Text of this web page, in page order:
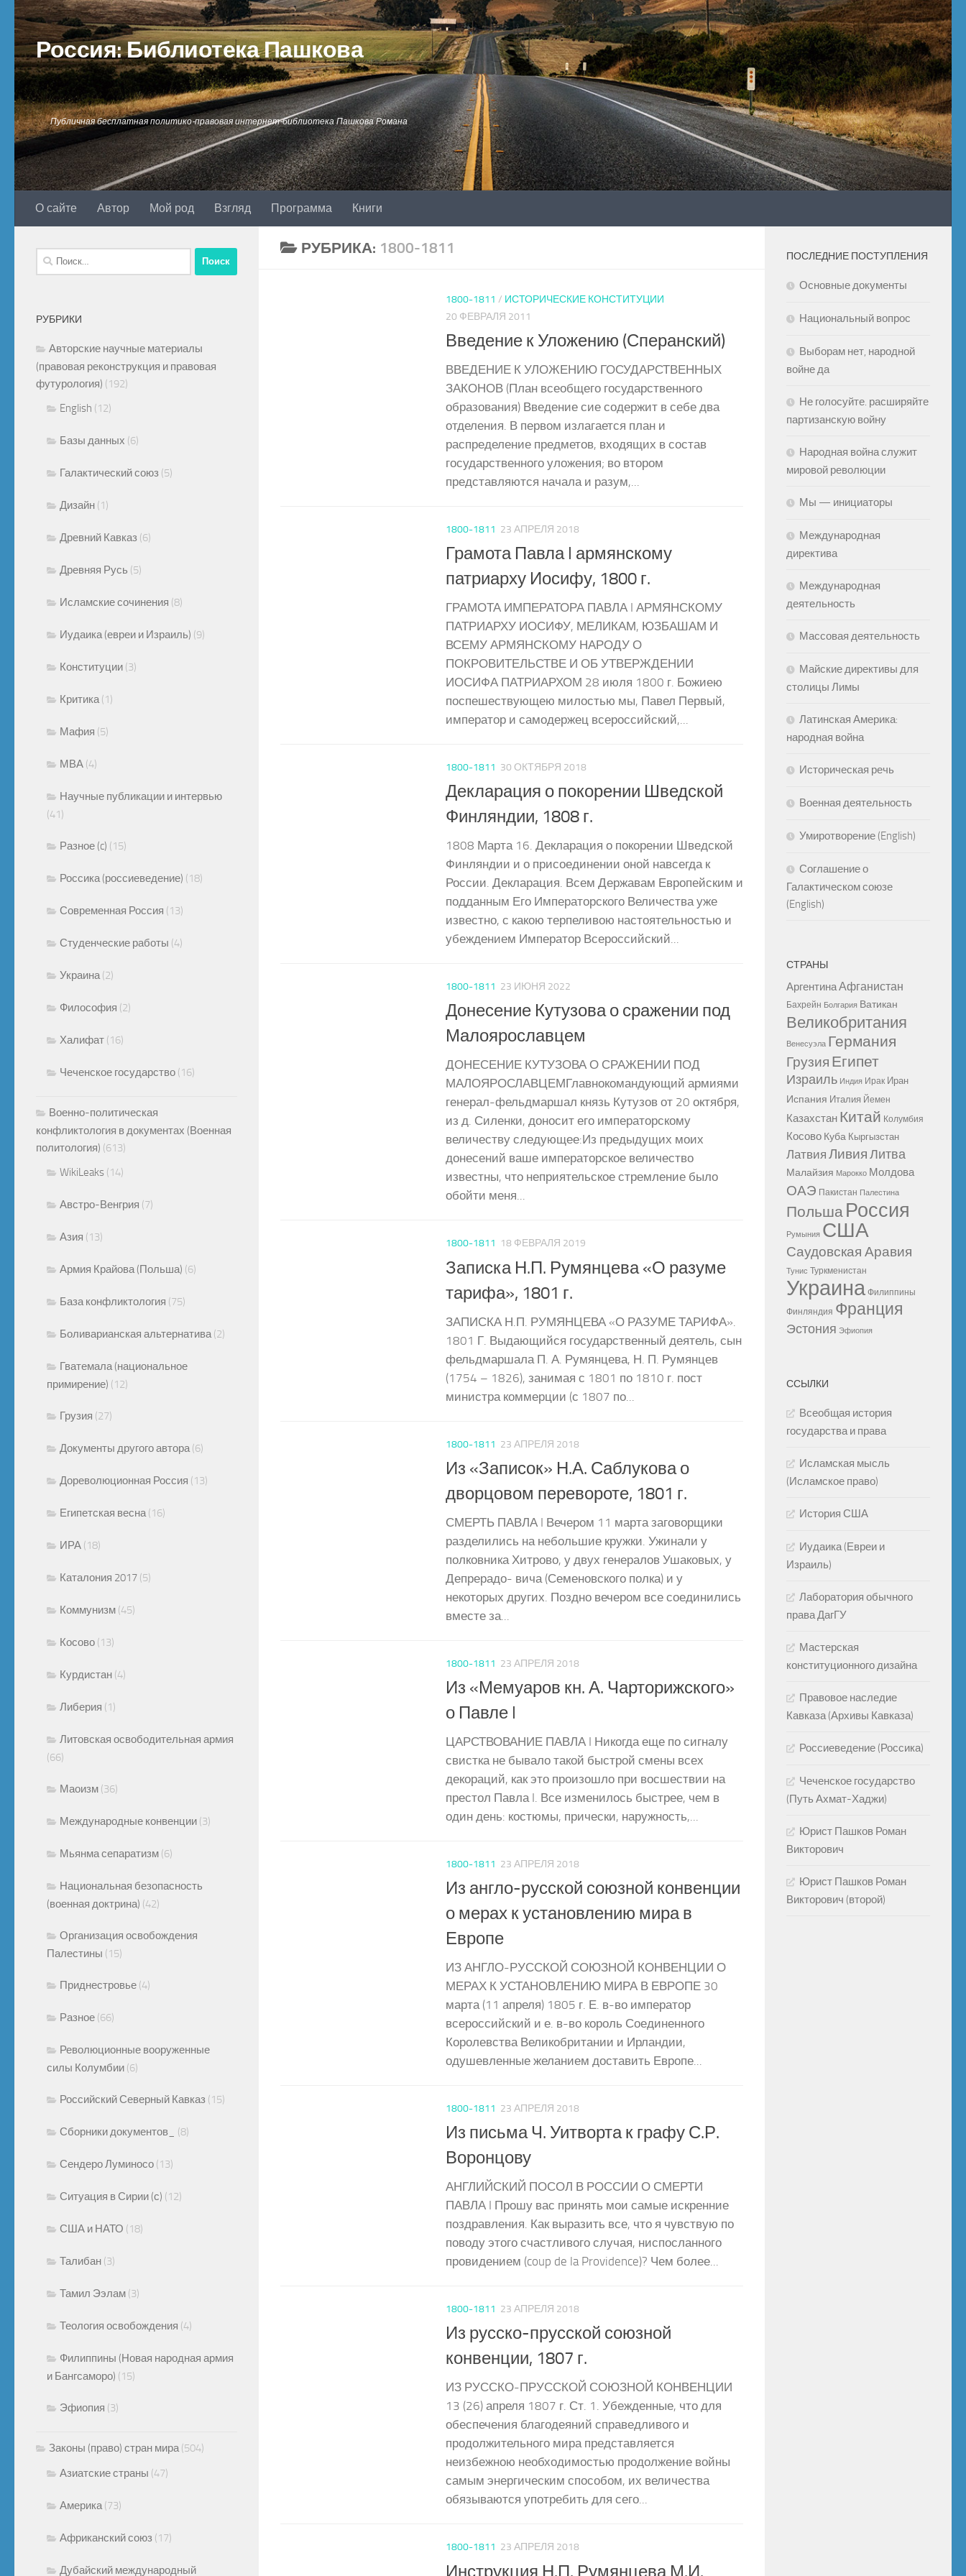
Перейти к содержимому
Россия: Библиотека Пашкова
Публичная бесплатная политико-правовая интернет-библиотека Пашкова Романа
О сайте Автор Мой род Взгляд Программа Книги
РУБРИКА: 1800-1811
1800-1811 / ИСТОРИЧЕСКИЕ КОНСТИТУЦИИ
20 ФЕВРАЛЯ 2011
Введение к Уложению (Сперанский)
ВВЕДЕНИЕ К УЛОЖЕНИЮ ГОСУДАРСТВЕННЫХ
ЗАКОНОВ (План всеобщего государственного
образования) Введение сие содержит в себе два
отделения. В первом излагается план и
распределение предметов, входящих в состав
государственного уложения; во втором
представляются начала и разум,...
1800-1811 23 АПРЕЛЯ 2018
Грамота Павла I армянскому
патриарху Иосифу, 1800 г.
ГРАМОТА ИМПЕРАТОРА ПАВЛА I АРМЯНСКОМУ
ПАТРИАРХУ ИОСИФУ, МЕЛИКАМ, ЮЗБАШАМ И
ВСЕМУ АРМЯНСКОМУ НАРОДУ О
ПОКРОВИТЕЛЬСТВЕ И ОБ УТВЕРЖДЕНИИ
ИОСИФА ПАТРИАРХОМ 28 июля 1800 г. Божиею
поспешествующею милостью мы, Павел Первый,
император и самодержец всероссийский,...
1800-1811 30 ОКТЯБРЯ 2018
Декларация о покорении Шведской
Финляндии, 1808 г.
1808 Марта 16. Декларация о покорении Шведской
Финляндии и о присоединении оной навсегда к
России. Декларация. Всем Державам Европейским и
подданным Его Императорского Величества уже
известно, с какою терпеливою настоятельностью и
убеждением Император Всероссийский...
1800-1811 23 ИЮНЯ 2022
Донесение Кутузова о сражении под
Малоярославцем
ДОНЕСЕНИЕ КУТУЗОВА О СРАЖЕНИИ ПОД
МАЛОЯРОСЛАВЦЕМГлавнокомандующий армиями
генерал-фельдмаршал князь Кутузов от 20 октября,
из д. Силенки, доносит его императорскому
величеству следующее:Из предыдущих моих
донесений ваше императорское величество
известны, что неприятельское стремление было
обойти меня...
1800-1811 18 ФЕВРАЛЯ 2019
Записка Н.П. Румянцева «О разуме
тарифа», 1801 г.
ЗАПИСКА Н.П. РУМЯНЦЕВА «О РАЗУМЕ ТАРИФА».
1801 Г. Выдающийся государственный деятель, сын
фельдмаршала П. А. Румянцева, Н. П. Румянцев
(1754 – 1826), занимая с 1801 по 1810 г. пост
министра коммерции (с 1807 по...
1800-1811 23 АПРЕЛЯ 2018
Из «Записок» Н.А. Саблукова о
дворцовом перевороте, 1801 г.
СМЕРТЬ ПАВЛА I Вечером 11 марта заговорщики
разделились на небольшие кружки. Ужинали у
полковника Хитрово, у двух генералов Ушаковых, у
Депрерадо- вича (Семеновского полка) и у
некоторых других. Поздно вечером все соединились
вместе за...
1800-1811 23 АПРЕЛЯ 2018
Из «Мемуаров кн. А. Чарторижского»
о Павле I
ЦАРСТВОВАНИЕ ПАВЛА I Никогда еще по сигналу
свистка не бывало такой быстрой смены всех
декораций, как это произошло при восшествии на
престол Павла I. Все изменилось быстрее, чем в
один день: костюмы, прически, наружность,...
1800-1811 23 АПРЕЛЯ 2018
Из англо-русской союзной конвенции
о мерах к установлению мира в
Европе
ИЗ АНГЛО-РУССКОЙ СОЮЗНОЙ КОНВЕНЦИИ О
МЕРАХ К УСТАНОВЛЕНИЮ МИРА В ЕВРОПЕ 30
марта (11 апреля) 1805 г. Е. в-во император
всероссийский и е. в-во король Соединенного
Королевства Великобритании и Ирландии,
одушевленные желанием доставить Европе...
1800-1811 23 АПРЕЛЯ 2018
Из письма Ч. Уитворта к графу С.Р.
Воронцову
АНГЛИЙСКИЙ ПОСОЛ В РОССИИ О СМЕРТИ
ПАВЛА I Прошу вас принять мои самые искренние
поздравления. Как выразить все, что я чувствую по
поводу этого счастливого случая, ниспосланного
провидением (coup de la Providence)? Чем более...
1800-1811 23 АПРЕЛЯ 2018
Из русско-прусской союзной
конвенции, 1807 г.
ИЗ РУССКО-ПРУССКОЙ СОЮЗНОЙ КОНВЕНЦИИ
13 (26) апреля 1807 г. Ст. 1. Убежденные, что для
обеспечения благодеяний справедливого и
продолжительного мира представляется
неизбежною необходимостью продолжение войны
самым энергическим способом, их величества
обязываются употребить для сего...
1800-1811 23 АПРЕЛЯ 2018
Инструкция Н.П. Румянцева М.И.
Найти:
РУБРИКИ
Авторские научные материалы
(правовая реконструкция и правовая
футурология) (192)
English (12)
Базы данных (6)
Галактический союз (5)
Дизайн (1)
Древний Кавказ (6)
Древняя Русь (5)
Исламские сочинения (8)
Иудаика (евреи и Израиль) (9)
Конституции (3)
Критика (1)
Мафия (5)
МВА (4)
Научные публикации и интервью
(41)
Разное (c) (15)
Россика (россиеведение) (18)
Современная Россия (13)
Студенческие работы (4)
Украина (2)
Философия (2)
Халифат (16)
Чеченское государство (16)
Военно-политическая
конфликтология в документах (Военная
политология) (613)
WikiLeaks (14)
Австро-Венгрия (7)
Азия (13)
Армия Крайова (Польша) (6)
База конфликтология (75)
Боливарианская альтернатива (2)
Гватемала (национальное
примирение) (12)
Грузия (27)
Документы другого автора (6)
Дореволюционная Россия (13)
Египетская весна (16)
ИРА (18)
Каталония 2017 (5)
Коммунизм (45)
Косово (13)
Курдистан (4)
Либерия (1)
Литовская освободительная армия
(66)
Маоизм (36)
Международные конвенции (3)
Мьянма сепаратизм (6)
Национальная безопасность
(военная доктрина) (42)
Организация освобождения
Палестины (15)
Приднестровье (4)
Разное (66)
Революционные вооруженные
силы Колумбии (6)
Российский Северный Кавказ (15)
Сборники документов_ (8)
Сендеро Луминосо (13)
Ситуация в Сирии (с) (12)
США и НАТО (18)
Талибан (3)
Тамил Ээлам (3)
Теология освобождения (4)
Филиппины (Новая народная армия
и Бангсаморо) (15)
Эфиопия (3)
Законы (право) стран мира (504)
Азиатские страны (47)
Америка (73)
Африканский союз (17)
Дубайский международный
ПОСЛЕДНИЕ ПОСТУПЛЕНИЯ
Основные документы
Национальный вопрос
Выборам нет, народной
войне да
Не голосуйте. расширяйте
партизанскую войну
Народная война служит
мировой революции
Мы — инициаторы
Международная
директива
Международная
деятельность
Массовая деятельность
Майские директивы для
столицы Лимы
Латинская Америка:
народная война
Историческая речь
Военная деятельность
Умиротворение (English)
Соглашение о
Галактическом союзе
(English)
СТРАНЫ
АргентинаАфганистан
Бахрейн Болгария Ватикан
Великобритания
Венесуэла Германия
Грузия Египет
Израиль Индия Ирак Иран
Испания Италия Йемен
Казахстан Китай Колумбия
Косово Куба Кыргызстан
Латвия ЛивияЛитва
Малайзия Марокко Молдова
ОАЭ Пакистан Палестина
Польша Россия
Румыния США
Саудовская Аравия
Тунис Туркменистан
Украина Филиппины
Финляндия Франция
Эстония Эфиопия
ССЫЛКИ
Всеобщая история
государства и права
Исламская мысль
(Исламское право)
История США
Иудаика (Евреи и
Израиль)
Лаборатория обычного
права ДагГУ
Мастерская
конституционного дизайна
Правовое наследие
Кавказа (Архивы Кавказа)
Россиеведение (Россика)
Чеченское государство
(Путь Ахмат-Хаджи)
Юрист Пашков Роман
Викторович
Юрист Пашков Роман
Викторович (второй)